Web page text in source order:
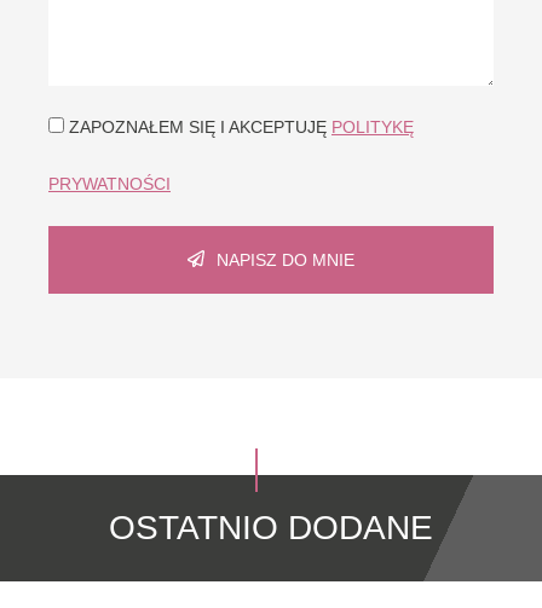
ZAPOZNAŁEM SIĘ I AKCEPTUJĘ POLITYKĘ
PRYWATNOŚCI
NAPISZ DO MNIE
OSTATNIO DODANE